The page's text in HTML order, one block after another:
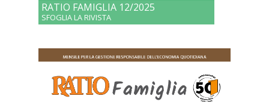
RATIO FAMIGLIA 12/2025
SFOGLIA LA RIVISTA